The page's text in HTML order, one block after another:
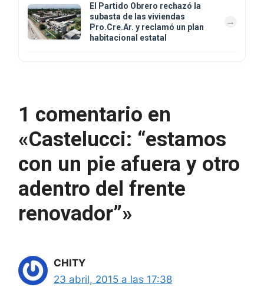
El Partido Obrero rechazó la
subasta de las viviendas
Pro.Cre.Ar. y reclamó un plan
habitacional estatal
1 comentario en
«Castelucci: “estamos
con un pie afuera y otro
adentro del frente
renovador”»
CHITY
23 abril, 2015 a las 17:38